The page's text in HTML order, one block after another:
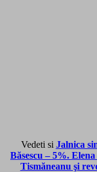
Vedeti si Jalnica
Băsescu – 5%.
Tismăneanu şi